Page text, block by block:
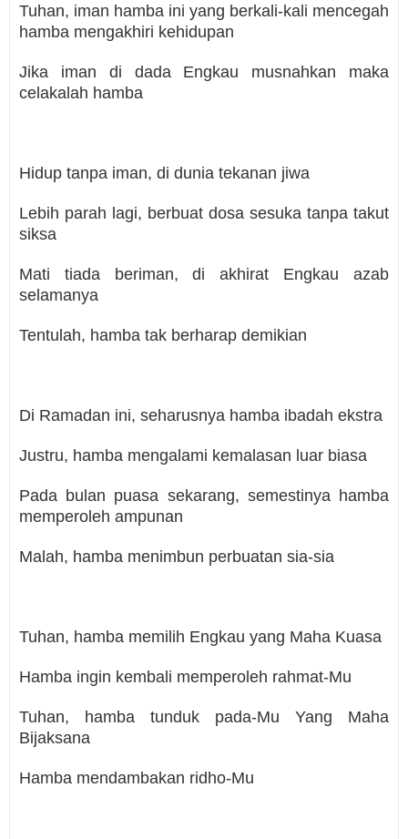
Tuhan, iman hamba ini yang berkali-kali mencegah
hamba mengakhiri kehidupan
Jika iman di dada Engkau musnahkan maka
celakalah hamba
Hidup tanpa iman, di dunia tekanan jiwa
Lebih parah lagi, berbuat dosa sesuka tanpa takut
siksa
Mati tiada beriman, di akhirat Engkau azab
selamanya
Tentulah, hamba tak berharap demikian
Di Ramadan ini, seharusnya hamba ibadah ekstra
Justru, hamba mengalami kemalasan luar biasa
Pada bulan puasa sekarang, semestinya hamba
memperoleh ampunan
Malah, hamba menimbun perbuatan sia-sia
Tuhan, hamba memilih Engkau yang Maha Kuasa
Hamba ingin kembali memperoleh rahmat-Mu
Tuhan, hamba tunduk pada-Mu Yang Maha
Bijaksana
Hamba mendambakan ridho-Mu